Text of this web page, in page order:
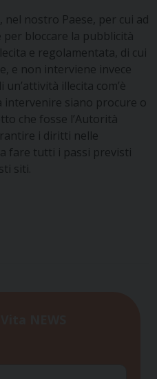
nel nostro Paese, per cui ad
per bloccare la pubblicità
e regolamentata, di cui
e non interviene invece
illecita com’è
intervenire siano procure o
che fosse l’Autorità
i diritti nelle
fare tutti i passi previsti
siti.